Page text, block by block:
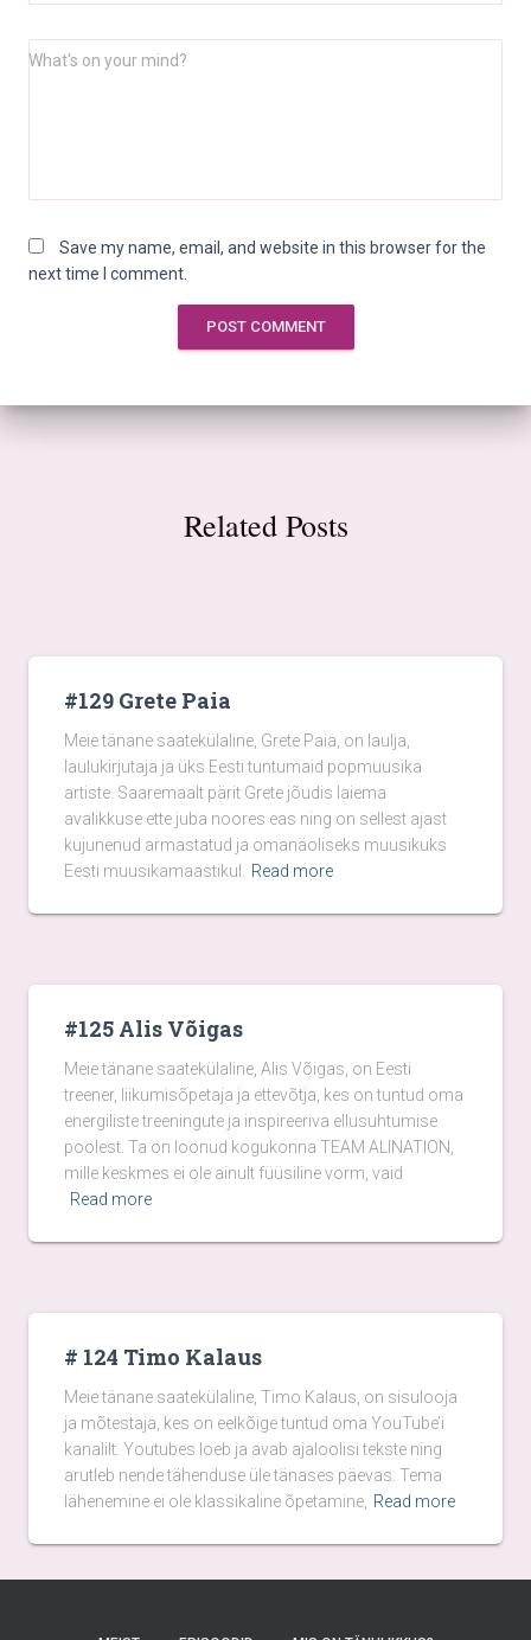
What's on your mind?
Save my name, email, and website in this browser for the
next time I comment.
Related Posts
#129 Grete Paia
Meie tänane saatekülaline, Grete Paia, on laulja,
laulukirjutaja ja üks Eesti tuntumaid popmuusika
artiste. Saaremaalt pärit Grete jõudis laiema
avalikkuse ette juba noores eas ning on sellest ajast
kujunenud armastatud ja omanäoliseks muusikuks
Eesti muusikamaastikul.
Read more
#125 Alis Võigas
Meie tänane saatekülaline, Alis Võigas, on Eesti
treener, liikumisõpetaja ja ettevõtja, kes on tuntud oma
energiliste treeningute ja inspireeriva ellusuhtumise
poolest. Ta on loonud kogukonna TEAM ALINATION,
mille keskmes ei ole ainult füüsiline vorm, vaid
Read more
# 124 Timo Kalaus
Meie tänane saatekülaline, Timo Kalaus, on sisulooja
ja mõtestaja, kes on eelkõige tuntud oma YouTube’i
kanalilt. Youtubes loeb ja avab ajaloolisi tekste ning
arutleb nende tähenduse üle tänases päevas. Tema
lähenemine ei ole klassikaline õpetamine, Read more